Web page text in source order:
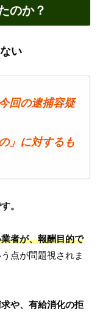
のか？
い
回の逮捕容疑
」に対するも
。
者が、報酬目的で
点が問題視されま
や、有給消化の拒